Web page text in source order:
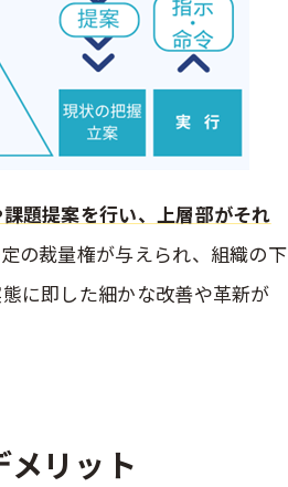
題提案を行い、上層部がそれ
の裁量権が与えられ、組織の下
に即した細かな改善や革新が
メリット